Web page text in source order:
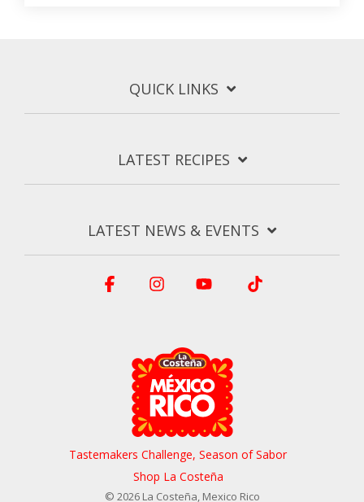
QUICK LINKS
LATEST RECIPES
LATEST NEWS & EVENTS
Tastemakers Challenge, Season of Sabor
Shop La Costeña
© 2026 La Costeña, Mexico Rico
FacebookInstagramYouTube